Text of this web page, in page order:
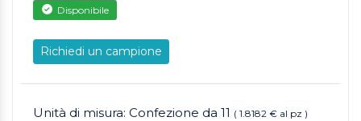
Disponibile
Richiedi un campione
Unità di misura: Confezione da 11 ( 1.8182 € al pz )